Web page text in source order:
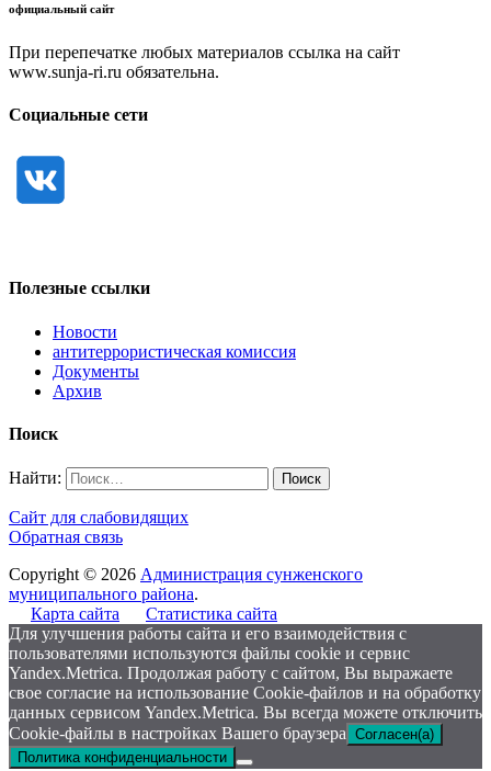
официальный сайт
При перепечатке любых материалов ссылка на сайт
www.sunja-ri.ru обязательна.
Социальные сети
Полезные ссылки
Новости
антитеррористическая комиссия
Документы
Архив
Поиск
Найти:
Сайт для слабовидящих
Обратная связь
Copyright © 2026 Администрация сунженского
муниципального района.
Карта сайта
Статистика сайта
Для улучшения работы сайта и его взаимодействия с
пользователями используются файлы cookie и сервис
Yandex.Metrica. Продолжая работу с сайтом, Вы выражаете
свое согласие на использование Cookie-файлов и на обработку
данных сервисом Yandex.Metrica. Вы всегда можете отключить
Cookie-файлы в настройках Вашего браузера Согласен(а)
Политика конфиденциальности